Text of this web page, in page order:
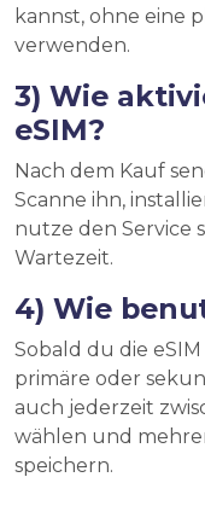
kannst, ohne eine
verwenden.
3) Wie
eSIM?
Nach dem Kauf
Scanne ihn,
nutze den Service
Wartezeit.
4) Wie
Sobald du die
primäre oder
auch jederzeit
wählen und
speichern.